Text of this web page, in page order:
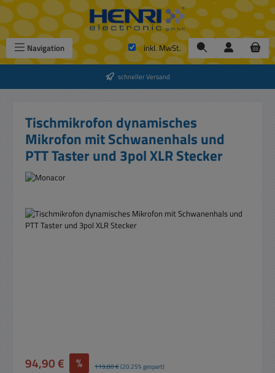
Zum Hauptinhalt springen
Navigation inkl. MwSt.
schneller Versand
Tischmikrofon dynamisches
Mikrofon mit Schwanenhals und
PTT Taster und 3pol XLR Stecker
Bildergalerie überspringen
Verkaufspreis:
94,90 € % Regulärer Preis:
119,00 €(20.25% gespart)